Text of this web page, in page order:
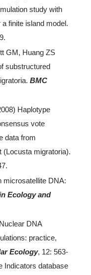
study with
finite island model.
GM, Huang ZS
substructured
BMC
Haplotype
vote
data from
(Locusta migratoria).
microsatellite DNA:
Ecology and
DNA
practice,
Ecology, 12: 563-
Indicators database